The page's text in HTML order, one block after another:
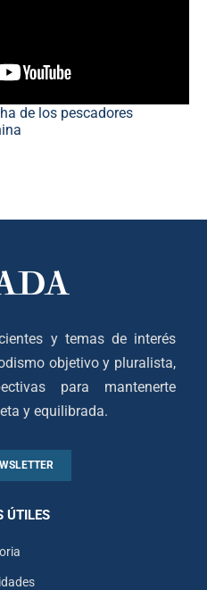
de los pescadores
y temas de interés
objetivo y pluralista,
para mantenerte
y equilibrada.
ÚTILES